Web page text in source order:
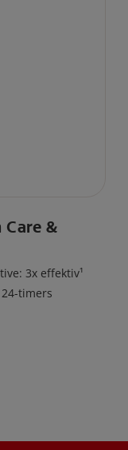
Care &
3x effektiv¹
timers